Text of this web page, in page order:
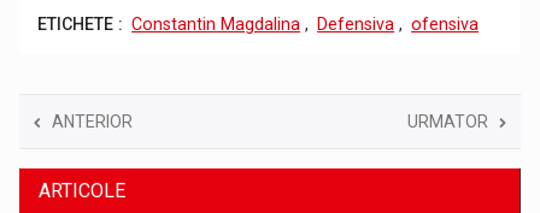
ETICHETE : Constantin Magdalina , Defensiva , ofensiva
ANTERIOR URMATOR
ARTICOLE